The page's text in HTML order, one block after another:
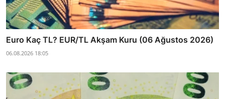
Euro Kaç TL? EUR/TL Akşam Kuru (06 Ağustos 2026)
06.08.2026 18:05